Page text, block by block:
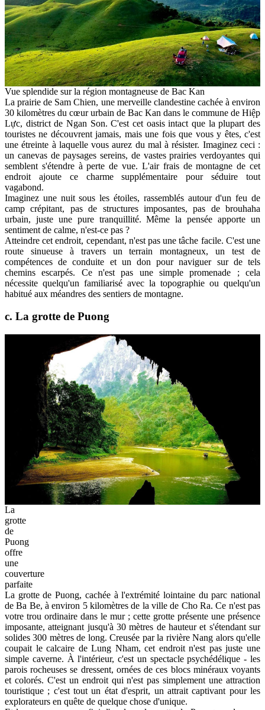
Vue splendide sur la région montagneuse de Bac Kan
La prairie de Sam Chien, une merveille clandestine cachée à environ
30 kilomètres du cœur urbain de Bac Kan dans le commune de Hiệp
Lực, district de Ngan Son. C'est cet oasis intact que la plupart des
touristes ne découvrent jamais, mais une fois que vous y êtes, c'est
une étreinte à laquelle vous aurez du mal à résister. Imaginez ceci :
un canevas de paysages sereins, de vastes prairies verdoyantes qui
semblent s'étendre à perte de vue. L'air frais de montagne de cet
endroit ajoute ce charme supplémentaire pour séduire tout
vagabond.
Imaginez une nuit sous les étoiles, rassemblés autour d'un feu de
camp crépitant, pas de structures imposantes, pas de brouhaha
urbain, juste une pure tranquillité. Même la pensée apporte un
sentiment de calme, n'est-ce pas ?
Atteindre cet endroit, cependant, n'est pas une tâche facile. C'est une
route sinueuse à travers un terrain montagneux, un test de
compétences de conduite et un don pour naviguer sur de tels
chemins escarpés. Ce n'est pas une simple promenade ; cela
nécessite quelqu'un familiarisé avec la topographie ou quelqu'un
habitué aux méandres des sentiers de montagne.
c. La grotte de Puong
La
grotte
de
Puong
offre
une
couverture
parfaite
La grotte de Puong, cachée à l'extrémité lointaine du parc national
de Ba Be, à environ 5 kilomètres de la ville de Cho Ra. Ce n'est pas
votre trou ordinaire dans le mur ; cette grotte présente une présence
imposante, atteignant jusqu'à 30 mètres de hauteur et s'étendant sur
solides 300 mètres de long. Creusée par la rivière Nang alors qu'elle
coupait le calcaire de Lung Nham, cet endroit n'est pas juste une
simple caverne. À l'intérieur, c'est un spectacle psychédélique - les
parois rocheuses se dressent, ornées de ces blocs minéraux voyants
et colorés. C'est un endroit qui n'est pas simplement une attraction
touristique ; c'est tout un état d'esprit, un attrait captivant pour les
explorateurs en quête de quelque chose d'unique.